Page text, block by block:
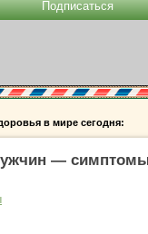
в мире сегодня:
—